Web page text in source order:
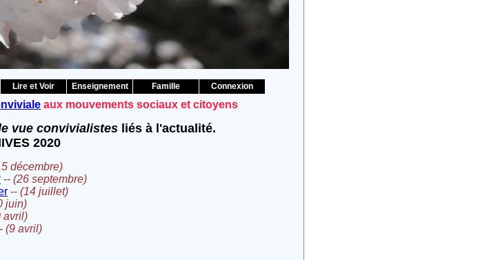
Lire et Voir Enseignement Famille Connexion
aux mouvements sociaux et citoyens
vue convivialistesliés à l'actualité.
2020
décembre)
-- (26 septembre)
-- (14 juillet)
juin)
avril)
(9 avril)